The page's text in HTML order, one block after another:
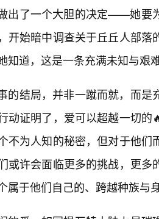
出了一个大胆的决定——她要
开始暗中调查关于丘丘人部
知道，这是一条充满未知与艰
的结局，并非一蹴而就，而是
动证明了，爱可以超越一切
不为人知的秘密，但对于他
或许会面临更多的挑战，更
属于他们自己的、跨越种族与